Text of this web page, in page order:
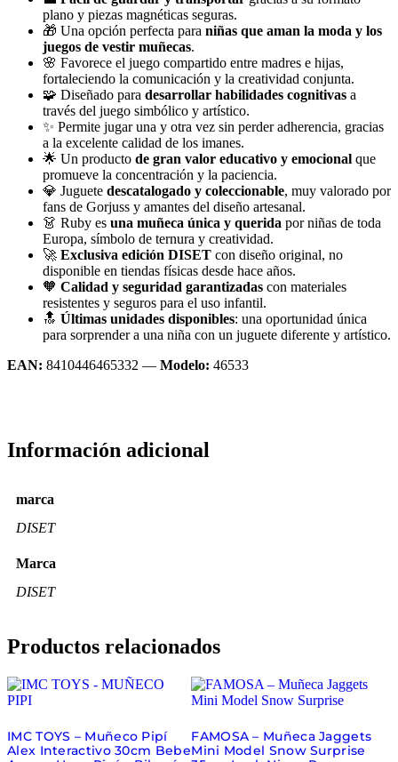
plano y piezas magnéticas seguras.
🎁 Una opción perfecta para niñas que aman la moda y los
juegos de vestir muñecas.
🌸 Favorece el juego compartido entre madres e hijas,
fortaleciendo la comunicación y la creatividad conjunta.
🧩 Diseñado para desarrollar habilidades cognitivas a
través del juego simbólico y artístico.
✨ Permite jugar una y otra vez sin perder adherencia, gracias
a la excelente calidad de los imanes.
🌟 Un producto de gran valor educativo y emocional que
promueve la concentración y la paciencia.
💎 Juguete descatalogado y coleccionable, muy valorado por
fans de Gorjuss y amantes del diseño artesanal.
👗 Ruby es una muñeca única y querida por niñas de toda
Europa, símbolo de ternura y creatividad.
🚀 Exclusiva edición DISET con diseño original, no
disponible en tiendas físicas desde hace años.
🧡 Calidad y seguridad garantizadas con materiales
resistentes y seguros para el uso infantil.
🔝 Últimas unidades disponibles: una oportunidad única
para sorprender a una niña con un juguete diferente y artístico.
EAN: 8410446465332 — Modelo: 46533
Información adicional
marca
DISET
Marca
DISET
Productos relacionados
IMC TOYS – Muñeco Pipí
Alex Interactivo 30cm Bebe
FAMOSA – Muñeca Jaggets
Mini Model Snow Surprise